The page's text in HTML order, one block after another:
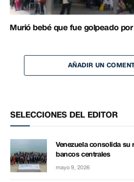
Murió bebé que fue golpeado
AÑADIR UN
SELECCIONES DEL EDITOR
Venezuela consolida
bancos centrales
mayo 9, 2026